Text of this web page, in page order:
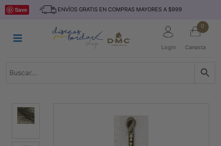
Saltar
ENVÍOS GRATIS EN COMPRAS MAYORES A $999
Login
0
Canasta
INICIO
TEJIDO
TELAS
Save